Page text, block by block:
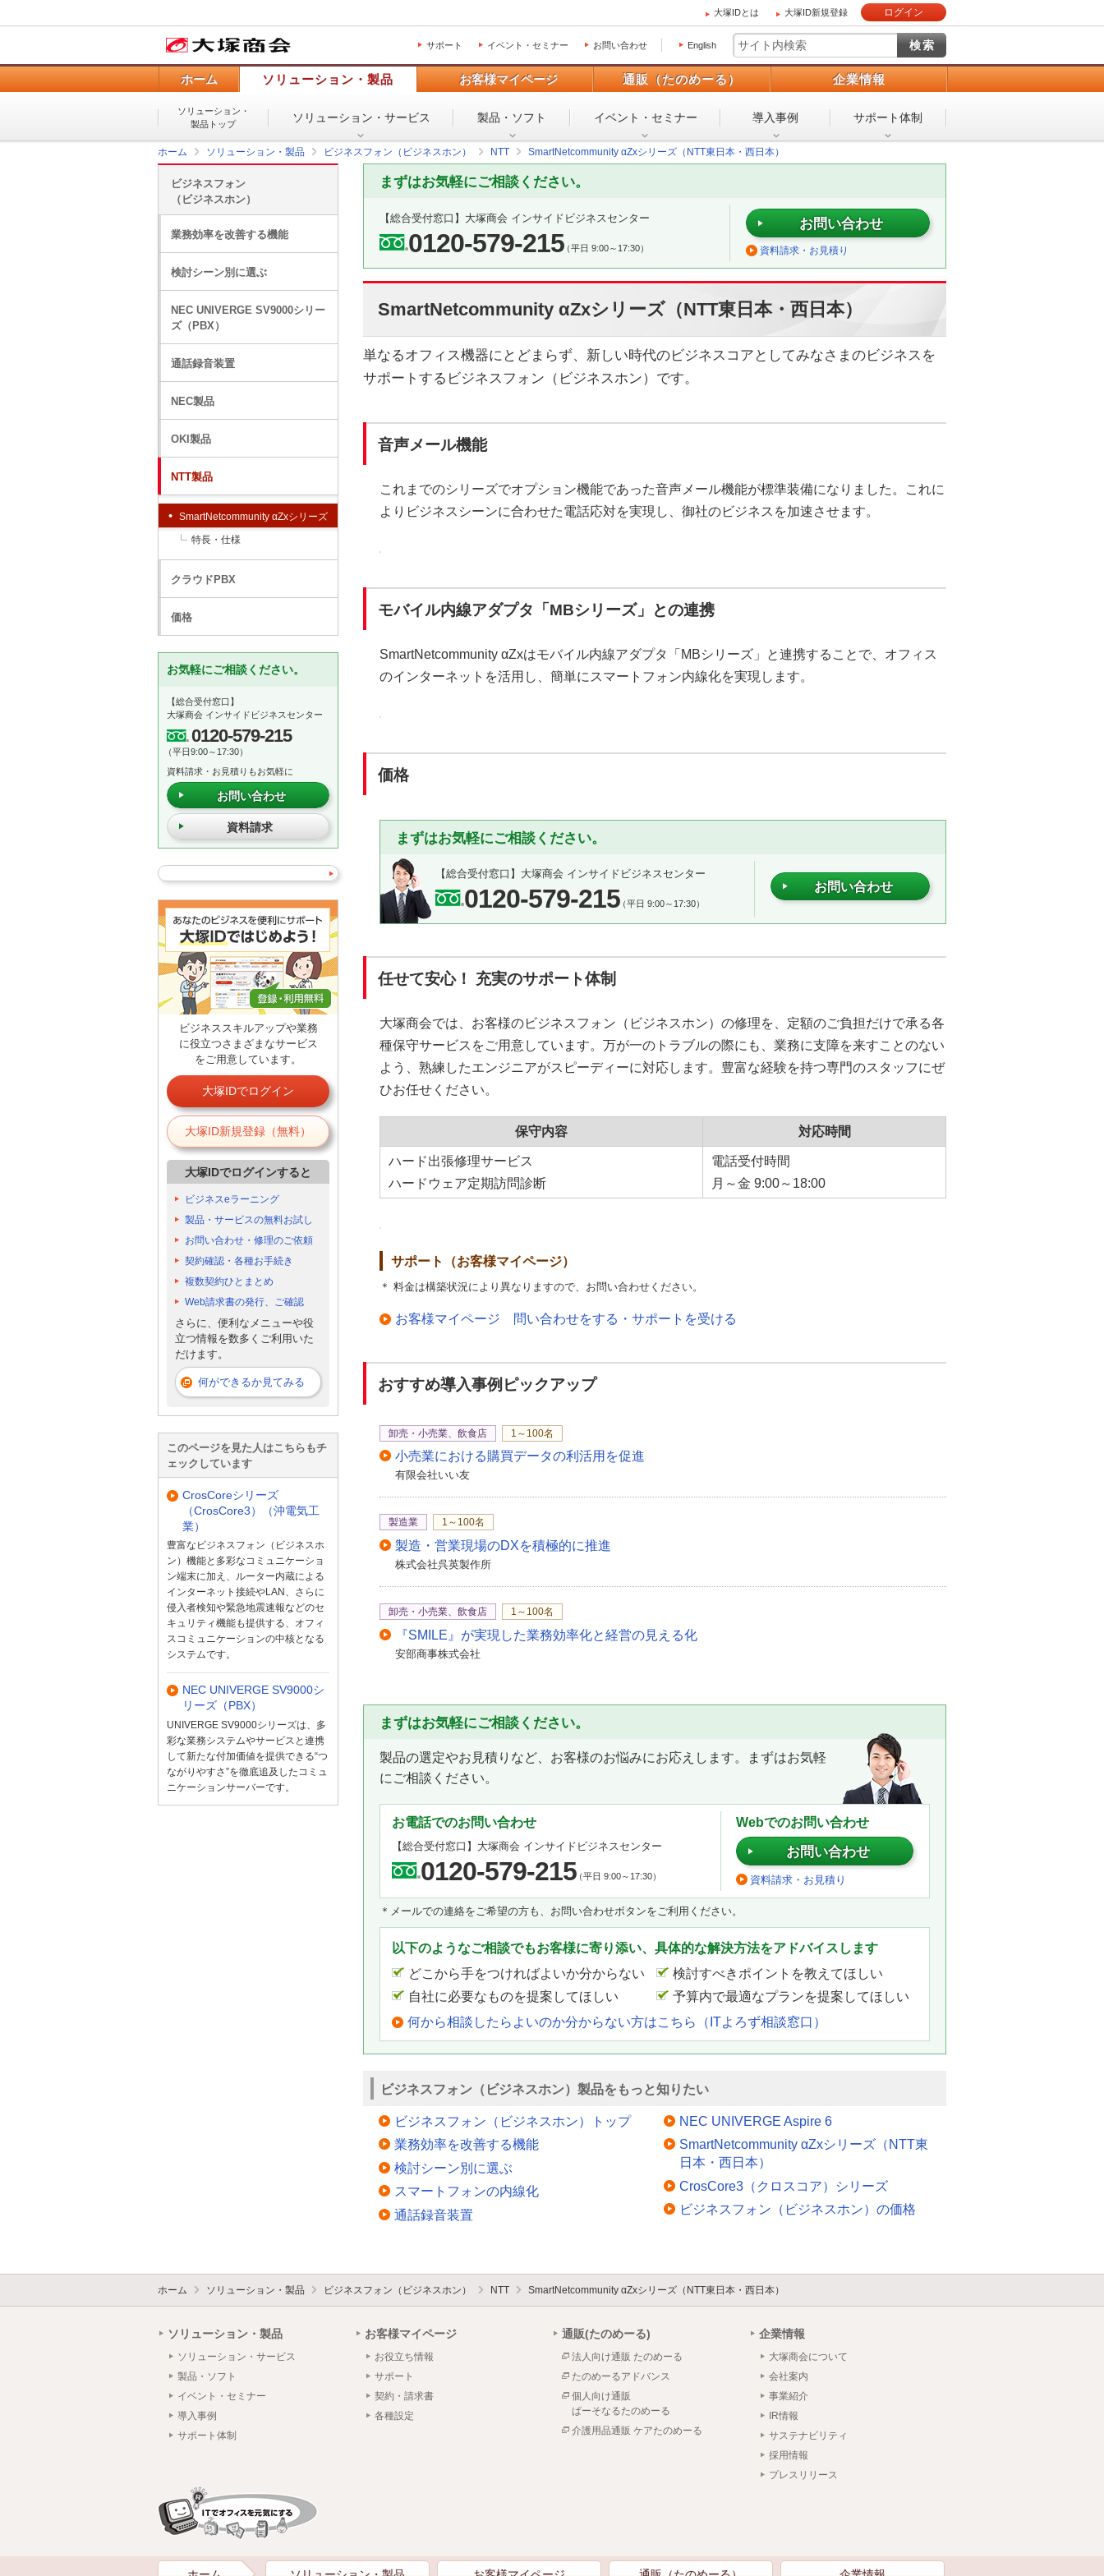
大塚IDとは 大塚ID新規登録 ログイン
サポート イベント・セミナー お問い合わせ English
ホーム ソリューション・製品 お客様マイページ 通販（たのめーる） 企業情報
ソリューション・
製品トップ
ソリューション・ サービス 製品・ソフト イベント・ セミナー 導入事例 サポート体制
ホーム ソリューション・製品 ビジネスフォン（ビジネスホン） NTT SmartNetcommunity αZxシリーズ（NTT東日本・西日本）
まずはお気軽にご相談ください。
【総合受付窓口】 大塚商会 インサイドビジネスセンター
0120-579-215（平日 9:00～17:30）
お問い合わせ
資料請求・お見積り
SmartNetcommunity αZxシリーズ（NTT東日本・西日本）
単なるオフィス機器にとどまらず、新しい時代のビジネスコアとしてみなさまのビジネスを
サポートするビジネスフォン（ビジネスホン）です。
音声メール機能
これまでのシリーズでオプション機能であった音声メール機能が標準装備になりました。これに
よりビジネスシーンに合わせた電話応対を実現し、御社のビジネスを加速させます。
モバイル内線アダプタ「MBシリーズ」との連携
SmartNetcommunity αZxはモバイル内線アダプタ「MBシリーズ」と連携することで、オフィス
のインターネットを活用し、簡単にスマートフォン内線化を実現します。
価格
まずはお気軽にご相談ください。
【総合受付窓口】 大塚商会 インサイドビジネスセンター
0120-579-215（平日 9:00～17:30）
お問い合わせ
任せて安心！ 充実のサポート体制
大塚商会では、お客様のビジネスフォン（ビジネスホン）の修理を、定額のご負担だけで承る各
種保守サービスをご用意しています。万が一のトラブルの際にも、業務に支障を来すことのない
よう、熟練したエンジニアがスピーディーに対応します。豊富な経験を持つ専門のスタッフにぜ
ひお任せください。
保守内容 対応時間
ハード出張修理サービス
ハードウェア定期訪問診断
電話受付時間
月～金 9:00～18:00
サポート（お客様マイページ）
＊ 料金は構築状況により異なりますので、お問い合わせください。
お客様マイページ 問い合わせをする・サポートを受ける
おすすめ導入事例ピックアップ
卸売・小売業、飲食店 1～100名
小売業における購買データの利活用を促進
有限会社いい友
製造業 1～100名
製造・営業現場のDXを積極的に推進
株式会社呉英製作所
卸売・小売業、飲食店 1～100名
『SMILE』が実現した業務効率化と経営の見える化
安部商事株式会社
まずはお気軽にご相談ください。
製品の選定やお見積りなど、お客様のお悩みにお応えします。まずはお気軽
にご相談ください。
お電話でのお問い合わせ
【総合受付窓口】 大塚商会 インサイドビジネスセンター
0120-579-215（平日 9:00～17:30）
Webでのお問い合わせ
お問い合わせ
資料請求・お見積り
＊メールでの連絡をご希望の方も、お問い合わせボタンをご利用ください。
以下のようなご相談でもお客様に寄り添い、具体的な解決方法をアドバイスします
どこから手をつければよいか分からない
検討すべきポイントを教えてほしい
自社に必要なものを提案してほしい
予算内で最適なプランを提案してほしい
何から相談したらよいのか分からない方はこちら（ITよろず相談窓口）
ビジネスフォン（ビジネスホン）製品をもっと知りたい
ビジネスフォン（ビジネスホン）トップ
業務効率を改善する機能
検討シーン別に選ぶ
スマートフォンの内線化
通話録音装置
NEC UNIVERGE Aspire 6
SmartNetcommunity αZxシリーズ（NTT東
日本・西日本）
CrosCore3（クロスコア）シリーズ
ビジネスフォン（ビジネスホン）の価格
ビジネスフォン
（ビジネスホン）
業務効率を改善する機能
検討シーン別に選ぶ
NEC UNIVERGE SV9000シリー
ズ（PBX）
通話録音装置
NEC製品
OKI製品
NTT製品
SmartNetcommunity αZxシリーズ
特長・仕様
クラウドPBX
価格
お気軽にご相談ください。
【総合受付窓口】
大塚商会 インサイドビジネスセンター
0120-579-215
（平日9:00～17:30）
資料請求・お見積りもお気軽に
お問い合わせ
資料請求
ビジネススキルアップや業務
に役立つさまざまなサービス
をご用意しています。
大塚IDでログイン
大塚ID新規登録（無料）
大塚IDでログインすると
ビジネスeラーニング
製品・サービスの無料お試し
お問い合わせ・修理のご依頼
契約確認・各種お手続き
複数契約ひとまとめ
Web請求書の発行、ご確認
さらに、便利なメニューや役
立つ情報を数多くご利用いた
だけます。
何ができるか見てみる
このページを見た人はこちらもチ
ェックしています
CrosCoreシリーズ
（CrosCore3）（沖電気工
業）
豊富なビジネスフォン（ビジネスホ
ン）機能と多彩なコミュニケーショ
ン端末に加え、ルーター内蔵による
インターネット接続やLAN、さらに
侵入者検知や緊急地震速報などのセ
キュリティ機能も提供する、オフィ
スコミュニケーションの中核となる
システムです。
NEC UNIVERGE SV9000シ
リーズ（PBX）
UNIVERGE SV9000シリーズは、多
彩な業務システムやサービスと連携
して新たな付加価値を提供できる“つ
ながりやすさ”を徹底追及したコミュ
ニケーションサーバーです。
ホーム ソリューション・製品 ビジネスフォン（ビジネスホン） NTT SmartNetcommunity αZxシリーズ（NTT東日本・西日本）
ソリューション・製品
ソリューション・サービス
製品・ソフト
イベント・セミナー
導入事例
サポート体制
お客様マイページ
お役立ち情報
サポート
契約・請求書
各種設定
通販(たのめーる)
法人向け通販 たのめーる
たのめーるアドバンス
個人向け通販
ぱーそなるたのめーる
介護用品通販 ケアたのめーる
企業情報
大塚商会について
会社案内
事業紹介
IR情報
サステナビリティ
採用情報
プレスリリース